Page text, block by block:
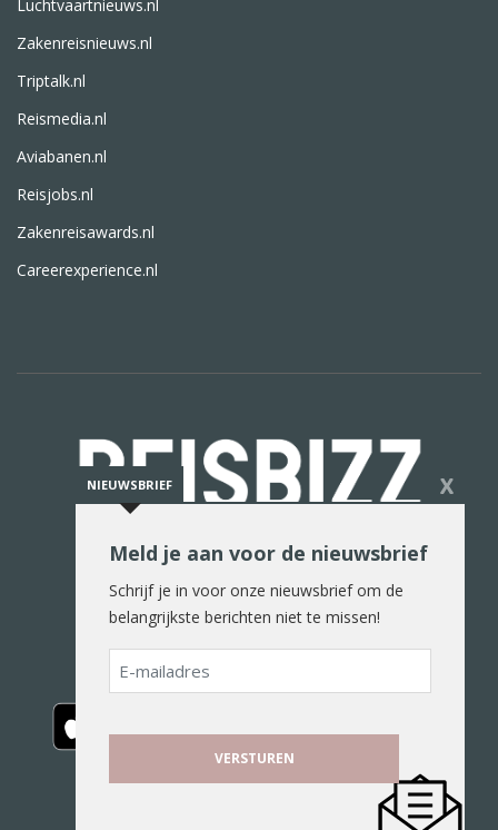
Luchtvaartnieuws.nl
Zakenreisnieuws.nl
Triptalk.nl
Reismedia.nl
Aviabanen.nl
Reisjobs.nl
Zakenreisawards.nl
Careerexperience.nl
De reiswereld in woord en beeld
NIEUWSBRIEF X
Meld je aan voor de nieuwsbrief
Schrijf je in voor onze nieuwsbrief om de
belangrijkste berichten niet te missen!
E-
mailadres